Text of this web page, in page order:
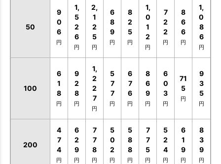
50
9
0
6
円
1,
5
2
6
円
2,
1
2
5
円
6
8
9
円
8
2
5
円
1,
0
1
2
円
7
2
2
円
8
6
6
円
1,
0
8
6
円
100
6
1
8
円
9
2
8
円
1,
2
2
7
円
5
7
7
円
6
7
6
円
8
6
9
円
6
0
3
円
71
5
円
9
3
5
円
200
4
7
4
円
6
2
9
円
7
7
8
円
5
0
2
円
5
8
8
円
7
7
5
円
5
2
4
円
6
1
9
円
8
3
9
円